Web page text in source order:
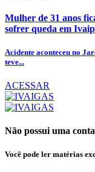
Mulher de 31 anos
sofrer queda em
Acidente aconteceu no
teve...
ACESSAR
Não possui uma
Você pode ler matérias